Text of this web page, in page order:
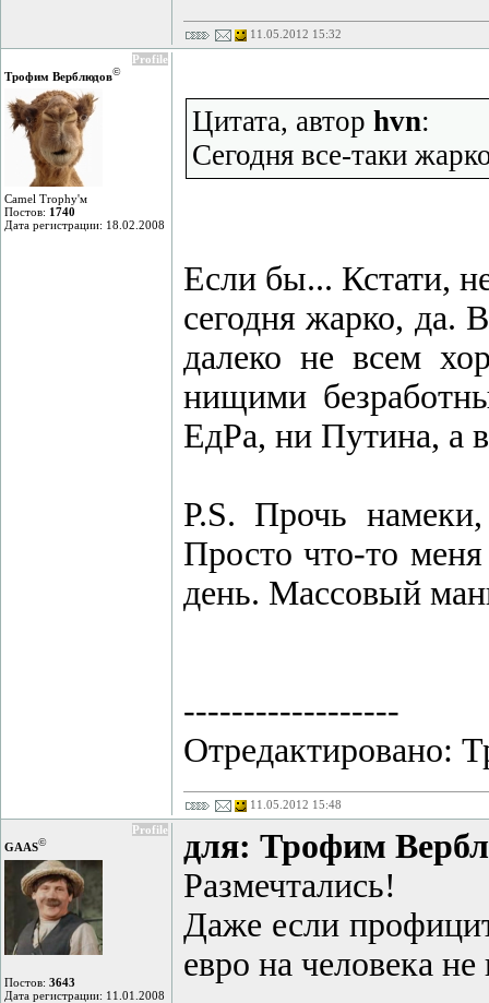
11.05.2012 15:32
Profile
Трофим Верблюдов©
Camel Trophy'м
Постов: 1740
Дата регистрации: 18.02.2008
Цитата, автор hvn:
Сегодня все-таки
Если бы... Кстати,
сегодня жарко, да.
далеко не всем
нищими
ЕдРа, ни Путина, а
P.S. Прочь
Просто что-то
день. Массовый
------------------
Отредактировано:
11.05.2012 15:48
Profile
GAAS©
Постов: 3643
Дата регистрации: 11.01.2008
для: Трофим
Размечтались!
Даже если
евро на человека